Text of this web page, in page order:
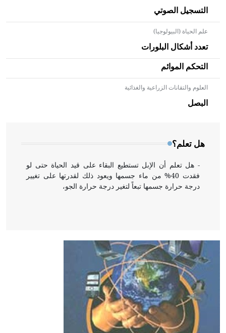
التسجيل الصوتي
علم الحياة (البيولوجيا)
تعدد أشكال البلورات
التحكم الموائم
العلوم والتقانات الزراعية والغذائية
البصل
هل تعلم؟
- هل تعلم أن الأبلق نوع من الفنون الهندسية التي ارتبطت
بالعمارة الإسلامية في بلاد الشام ومصر خاصة، حيث يحرص
المعمار على بناء مداميكه وخاصة في الواجهات
- هل تعلم أن الإبل تستطيع البقاء على قيد الحياة حتى لو
فقدت 40% من ماء جسمها ويعود ذلك لقدرتها على تغيير
درجة حرارة جسمها تبعاً لتغير درجة حرارة الجو،
- هل تعلم أن أبقراط كتب في الطب أربعة مؤلفات هي:
الحكم، الأدلة، تنظيم التغذية، ورسالته في جروح الرأس.
ويعود له الفضل بأنه حرر الطب من الدين والفلسفة.
- هل تعلم أن المرجان إفراز حيواني يتكون في البحر ويتركب
من مادة كربونات الكلسيوم، وهو أحمر أو شديد الحمرة وهو